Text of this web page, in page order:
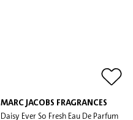
MARC JACOBS FRAGRANCES
Daisy Ever So Fresh Eau De Parfum